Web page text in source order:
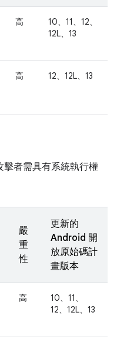
高
10、11、12、
12L、13
高 12、12L、13
擊者需具有系統執行權
嚴
重
性
更新的
Android 開
放原始碼計
畫版本
高
10、11、
12、12L、13